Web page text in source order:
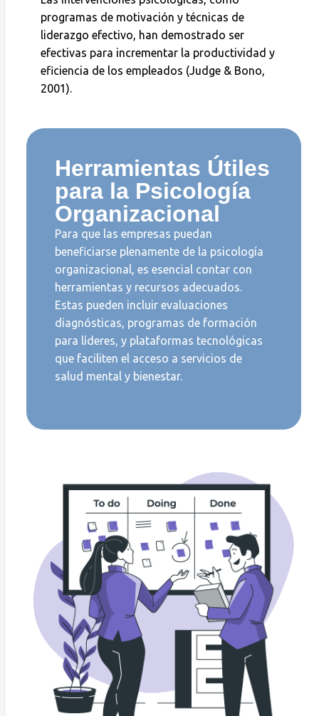
programas de motivación y técnicas de
liderazgo efectivo, han demostrado ser
efectivas para incrementar la productividad y
eficiencia de los empleados (Judge & Bono,
2001).
Herramientas Útiles
para la Psicología
Organizacional
Para que las empresas puedan
beneficiarse plenamente de la psicología
organizacional, es esencial contar con
herramientas y recursos adecuados.
Estas pueden incluir evaluaciones
diagnósticas, programas de formación
para líderes, y plataformas tecnológicas
que faciliten el acceso a servicios de
salud mental y bienestar.